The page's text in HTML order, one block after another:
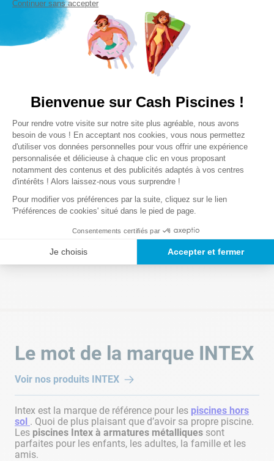
Lire la suite
Couleur(s)
Multicolore
19,05 cm
Largeur du colis
6,99 cm
Longueur du colis
Notre satisfaction, la votre
Avis clients
Chargement de la synthèse…
Veuillez vous connecter pour écrire un avis.
Le plus récent
Le mot de la marque INTEX
Voir nos produits INTEX
Intex est la marque de référence pour les piscines hors
sol . Quoi de plus plaisant que d’avoir sa propre piscine.
Les piscines Intex à armatures métalliques sont
parfaites pour les enfants, les adultes, la famille et les
amis.
Continuer sans accepter
Bienvenue sur Cash Piscines !
Plateforme de Gestion du
Pour rendre votre visite sur notre site plus agréable, nous avons
besoin de vous ! En acceptant nos cookies, vous nous permettez
d'utiliser vos données personnelles pour vous offrir une expérience
personnalisée et délicieuse à chaque clic en vous proposant
notamment des contenus et des publicités adaptés à vos centres
d'intérêts ! Alors laissez-nous vous surprendre !
Pour modifier vos préférences par la suite, cliquez sur le lien
'Préférences de cookies' situé dans le pied de page.
Consentements certifiés par
Je choisis Accepter et fermer
Axeptio consent